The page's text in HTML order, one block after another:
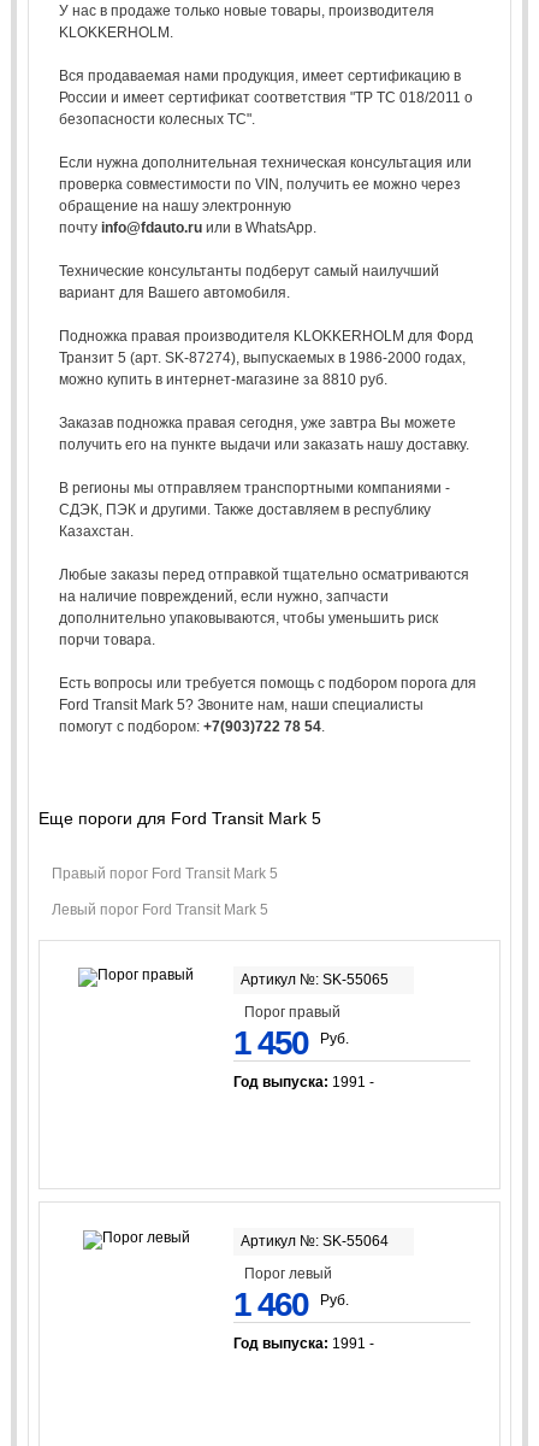
У нас в продаже только новые товары, производителя
KLOKKERHOLM.
Вся продаваемая нами продукция, имеет сертификацию в
России и имеет сертификат соответствия "ТР ТС 018/2011 о
безопасности колесных ТС".
Если нужна дополнительная техническая консультация или
проверка совместимости по VIN, получить ее можно через
обращение на нашу электронную
почту info@fdauto.ruили в WhatsApp.
Технические консультанты подберут самый наилучший
вариант для Вашего автомобиля.
Подножка правая производителя KLOKKERHOLM для Форд
Транзит 5 (арт. SK-87274), выпускаемых в 1986-2000 годах,
можно купить в интернет-магазине за 8810 руб.
Заказав подножка правая сегодня, уже завтра Вы можете
получить его на пункте выдачи или заказать нашу доставку.
В регионы мы отправляем транспортными компаниями -
СДЭК, ПЭК и другими. Также доставляем в республику
Казахстан.
Любые заказы перед отправкой тщательно осматриваются
на наличие повреждений, если нужно, запчасти
дополнительно упаковываются, чтобы уменьшить риск
порчи товара.
Есть вопросы или требуется помощь с подбором порога для
Ford Transit Mark 5? Звоните нам, наши специалисты
помогут с подбором: +7(903)722 78 54.
Еще пороги для Ford Transit Mark 5
Правый порог Ford Transit Mark 5
Левый порог Ford Transit Mark 5
Артикул №: SK-55065
Порог правый
1 450 Руб.
Год выпуска: 1991 -
Артикул №: SK-55064
Порог левый
1 460 Руб.
Год выпуска: 1991 -